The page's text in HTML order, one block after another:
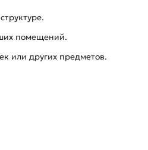
помещений.
или других предметов.